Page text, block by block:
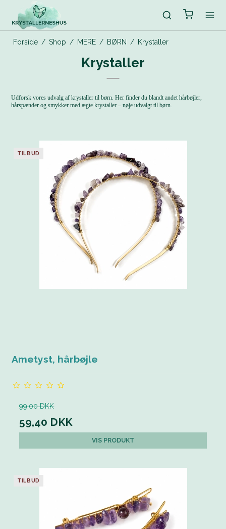
Forside / Shop / MERE / BØRN / Krystaller
Krystaller
Udforsk vores udvalg af krystaller til børn. Her finder du blandt andet hårbøjler,
hårspænder og smykker med ægte krystaller – nøje udvalgt til børn.
TILBUD
Ametyst, hårbøjle
99,00 DKK
59,40 DKK
VIS PRODUKT
TILBUD